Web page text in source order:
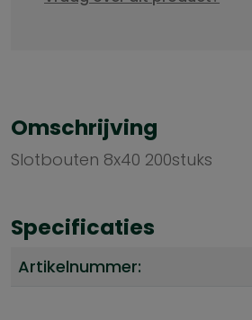
Omschrijving
Slotbouten 8x40 200stuks
Specificaties
Artikelnummer: